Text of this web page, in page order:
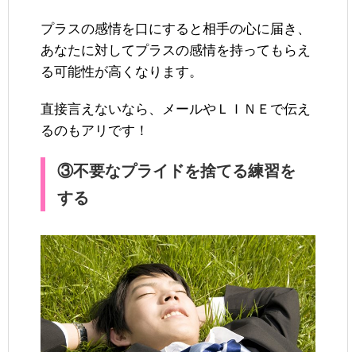
プラスの感情を口にすると相手の心に届き、
あなたに対してプラスの感情を持ってもらえ
る可能性が高くなります。
直接言えないなら、メールやＬＩＮＥで伝え
るのもアリです！
③不要なプライドを捨てる練習を
する